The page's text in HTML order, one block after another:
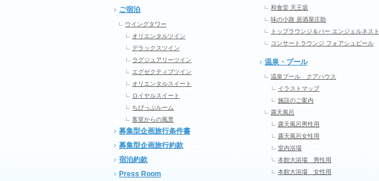
ご宿泊
ウイングタワー
オリエンタルツイン
デラックスツイン
ラグジュアリーツイン
エグゼクティブツイン
オリエンタルスイート
ロイヤルスイート
ちびっぷルーム
客室からの風景
募集型企画旅行条件書
募集型企画旅行約款
宿泊約款
Press Room
和食堂 天王坂
味の小路 居酒屋庄助
トップラウンジ＆バー エンジェルネスト
コンサートラウンジ フォアシュピール
温泉・プール
温泉プール クアハウス
イラストマップ
施設のご案内
露天風呂
露天風呂男性用
露天風呂女性用
室内浴場
本館大浴場 男性用
本館大浴場 女性用